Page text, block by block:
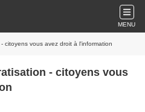
MENU
citoyens vous avez droit à l'information
- citoyens vous